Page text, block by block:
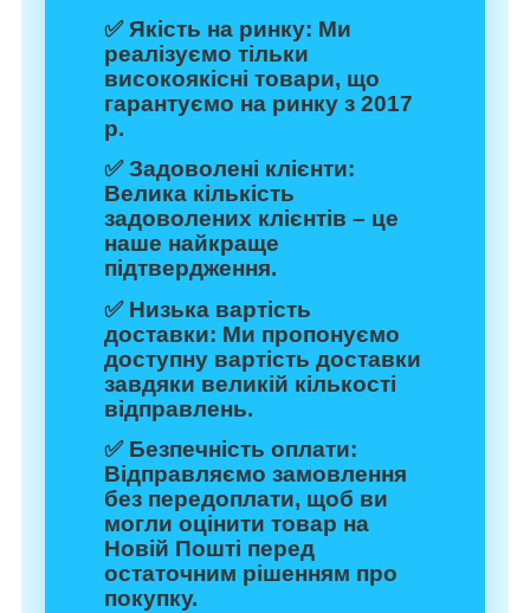
✅ Якість на ринку: Ми
реалізуємо тільки
високоякісні товари, що
гарантуємо на ринку з 2017
р.
✅Задоволені клієнти:
Велика кількість
задоволених клієнтів – це
наше найкраще
підтвердження.
✅ Низька вартість
доставки: Ми пропонуємо
доступну вартість доставки
завдяки великій кількості
відправлень.
✅ Безпечність оплати:
Відправляємо замовлення
без передоплати, щоб ви
могли оцінити товар на
Новій Пошті перед
остаточним рішенням про
покупку.